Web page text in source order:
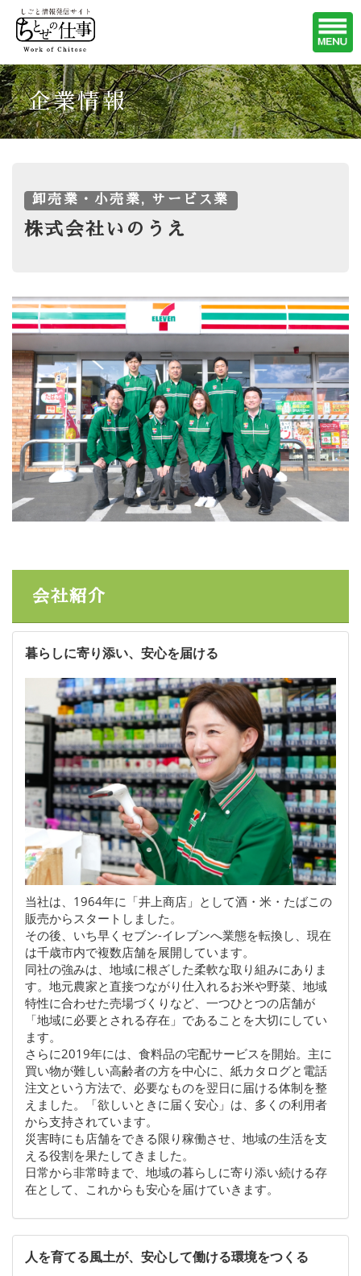
企業情報
卸売業・小売業, サービス業
株式会社いのうえ
会社紹介
暮らしに寄り添い、安心を届ける
当社は、1964年に「井上商店」として酒・米・たばこの
販売からスタートしました。
その後、いち早くセブン-イレブンへ業態を転換し、現在
は千歳市内で複数店舗を展開しています。
同社の強みは、地域に根ざした柔軟な取り組みにありま
す。地元農家と直接つながり仕入れるお米や野菜、地域
特性に合わせた売場づくりなど、一つひとつの店舗が
「地域に必要とされる存在」であることを大切にしてい
ます。
さらに2019年には、食料品の宅配サービスを開始。主に
買い物が難しい高齢者の方を中心に、紙カタログと電話
注文という方法で、必要なものを翌日に届ける体制を整
えました。「欲しいときに届く安心」は、多くの利用者
から支持されています。
災害時にも店舗をできる限り稼働させ、地域の生活を支
える役割を果たしてきました。
日常から非常時まで、地域の暮らしに寄り添い続ける存
在として、これからも安心を届けていきます。
人を育てる風土が、安心して働ける環境をつくる